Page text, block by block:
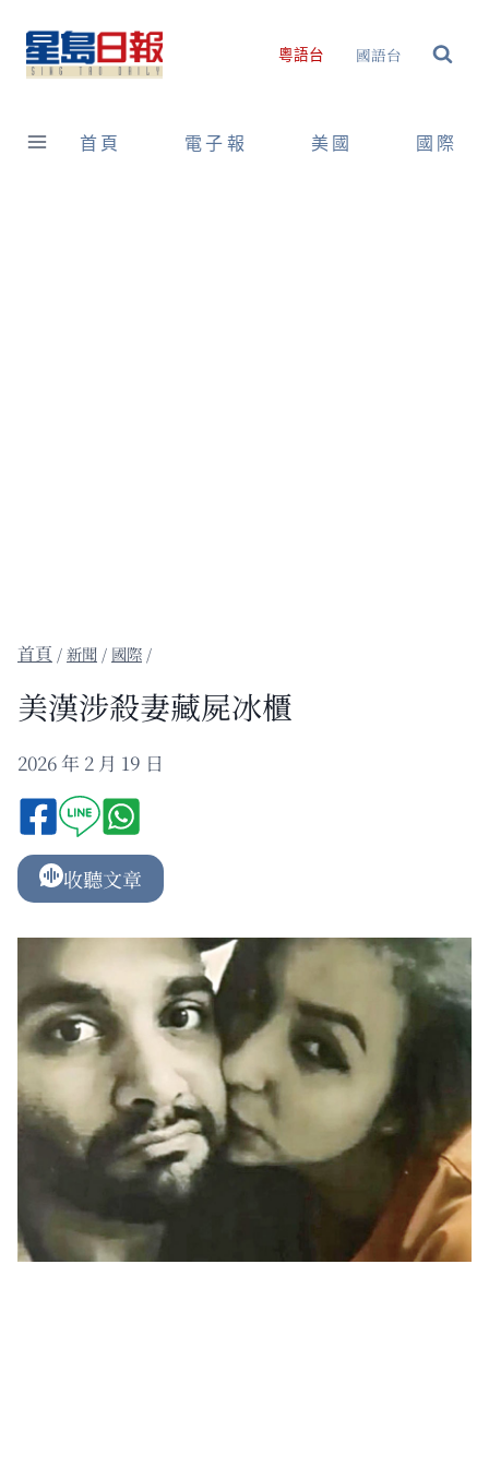
content
粵語台 國語台
首頁 電子報 美國 國際
/新聞 / 國際 /
美漢涉殺妻藏屍冰櫃
2026 年 2 月 19 日
收聽文章